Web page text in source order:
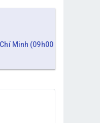
Minh (09h00